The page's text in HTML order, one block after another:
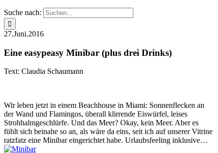
Suche nach:
27.Juni.2016
Eine easypeasy Minibar (plus drei Drinks)
Text: Claudia Schaumann
Wir leben jetzt in einem Beachhouse in Miami: Sonnenflecken an
der Wand und Flamingos, überall klirrende Eiswürfel, leises
Strohhalmgeschlürfe. Und das Meer? Okay, kein Meer. Aber es
fühlt sich beinahe so an, als wäre da eins, seit ich auf unserer Vitrine
ratzfatz eine Minibar eingerichtet habe. Urlaubsfeeling inklusive…